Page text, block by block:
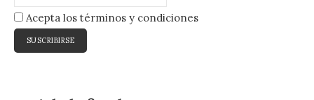
Acepta los términos y condiciones